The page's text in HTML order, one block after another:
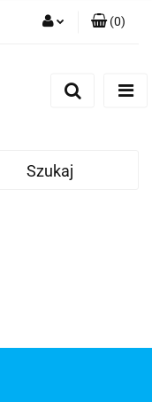
(0)
Szukaj